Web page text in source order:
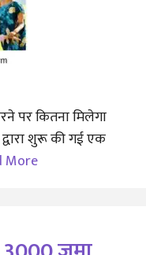
पर कितना मिलेगा
शुरू की गई एक
More